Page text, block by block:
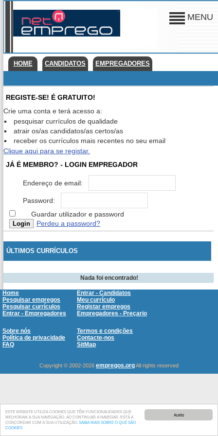
Aceito
ESTE WEBSITE UTILIZA COOKIES QUE TÊM FUNCIONALIDADES QUE
MELHORAM A SUA NAVEGAÇÃO. AO CONTINUAR A NAVEGAR, ESTÁ A
CONCORDAR COM A SUA UTILIZAÇÃO. SAIBA MAIS SOBRE O QUE SÃO
COOKIES
MENU
HOME CANDIDATOS EMPREGADORES
REGISTE-SE! É GRATUITO!
Crie uma conta e terá acesso a:
pesquisar currículos de qualidade
atrair os/as candidatos/as certos/as
receber os currículos mais recentes no seu email
Clique aqui para se registar.
JÁ É MEMBRO? - LOGIN EMPREGADOR
Endereço de email:
Password:
Guardar utilizador e password
Perdeu a password?
ÚLTIMOS CURRÍCULOS
Nada foi encontrado!
Home
Entrar - Candidatos
Pesquisar empregos
Meu currículo
Pesquisar currículos
Registar empregos
Entrar - Empregadores
Empregadores - Preçario
Sobre nós
Termos e condições
Política de privacidade
Contacte-nos
FAQ
SitMap
Copyright © 2002-2026 empregos.orgAll rights reserved